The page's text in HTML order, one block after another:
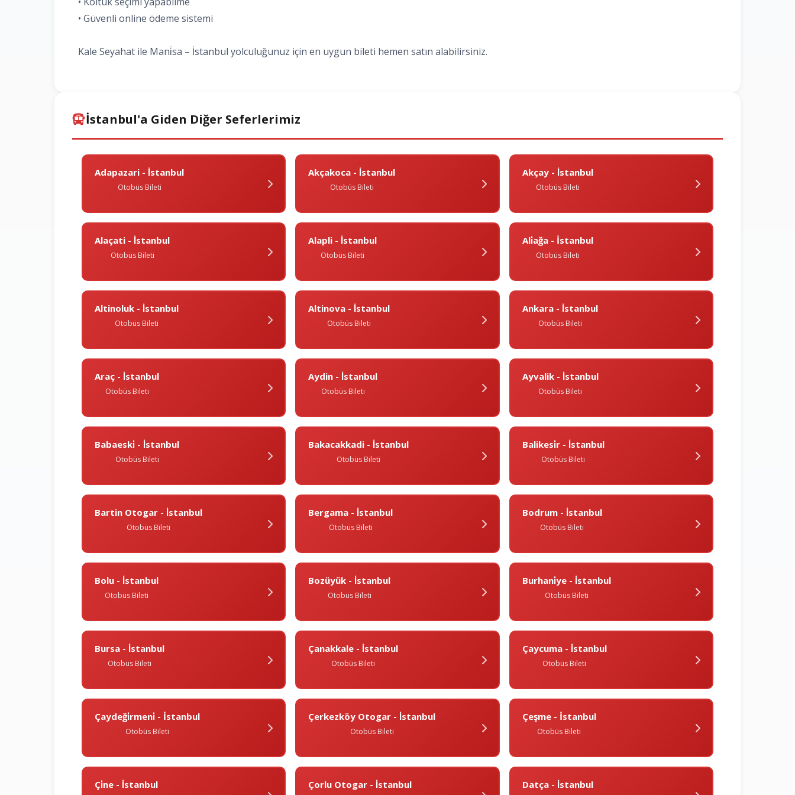
• Güvenli online ödeme sistemi
Kale Seyahat ile Mani̇sa – İstanbul yolculuğunuz için en uygun bileti hemen satın alabilirsiniz.
İstanbul'a Giden Diğer Seferlerimiz
Adapazari - İstanbul
Otobüs Bileti
Akçakoca - İstanbul
Otobüs Bileti
Akçay - İstanbul
Otobüs Bileti
Alaçati - İstanbul
Otobüs Bileti
Alapli - İstanbul
Otobüs Bileti
Ali̇ağa - İstanbul
Otobüs Bileti
Altinoluk - İstanbul
Otobüs Bileti
Altinova - İstanbul
Otobüs Bileti
Ankara - İstanbul
Otobüs Bileti
Araç - İstanbul
Otobüs Bileti
Aydin - İstanbul
Otobüs Bileti
Ayvalik - İstanbul
Otobüs Bileti
Babaeski̇ - İstanbul
Otobüs Bileti
Bakacakkadi - İstanbul
Otobüs Bileti
Balikesi̇r - İstanbul
Otobüs Bileti
Bartin Otogar - İstanbul
Otobüs Bileti
Bergama - İstanbul
Otobüs Bileti
Bodrum - İstanbul
Otobüs Bileti
Bolu - İstanbul
Otobüs Bileti
Bozüyük - İstanbul
Otobüs Bileti
Burhani̇ye - İstanbul
Otobüs Bileti
Bursa - İstanbul
Otobüs Bileti
Çanakkale - İstanbul
Otobüs Bileti
Çaycuma - İstanbul
Otobüs Bileti
Çaydeği̇rmeni̇ - İstanbul
Otobüs Bileti
Çerkezköy Otogar - İstanbul
Otobüs Bileti
Çeşme - İstanbul
Otobüs Bileti
Çi̇ne - İstanbul Çorlu Otogar - İstanbul Datça - İstanbul